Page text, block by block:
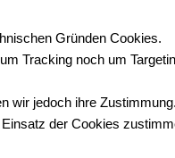
Gründen Cookies.
Tracking noch um
wir jedoch ihre
der Cookies